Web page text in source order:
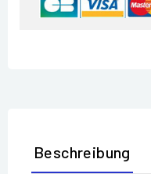
Beschreibung